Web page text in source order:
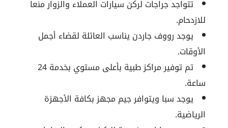
تتواجد جراجات لركن سيارات العملاء والزوار منعا
للازدحام.
يوجد رووف جاردن يناسب العائلة لقضاء أجمل
الأوقات.
تم توفير مراكز طبية بأعلى مستوي بخدمة 24
ساعة.
يوجد سبا ويتوافر جيم مجهز بكافة الأجهزة
الرياضية.